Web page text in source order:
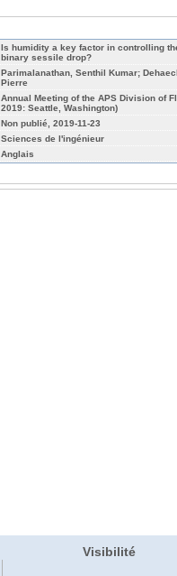
Is humidity a key factor in controlling
binary sessile drop?
Parimalanathan, Senthil Kumar;
Pierre
Annual Meeting of the APS Division of
2019: Seattle, Washington)
Non publié, 2019-11-23
Sciences de l'ingénieur
Anglais
Visibilité